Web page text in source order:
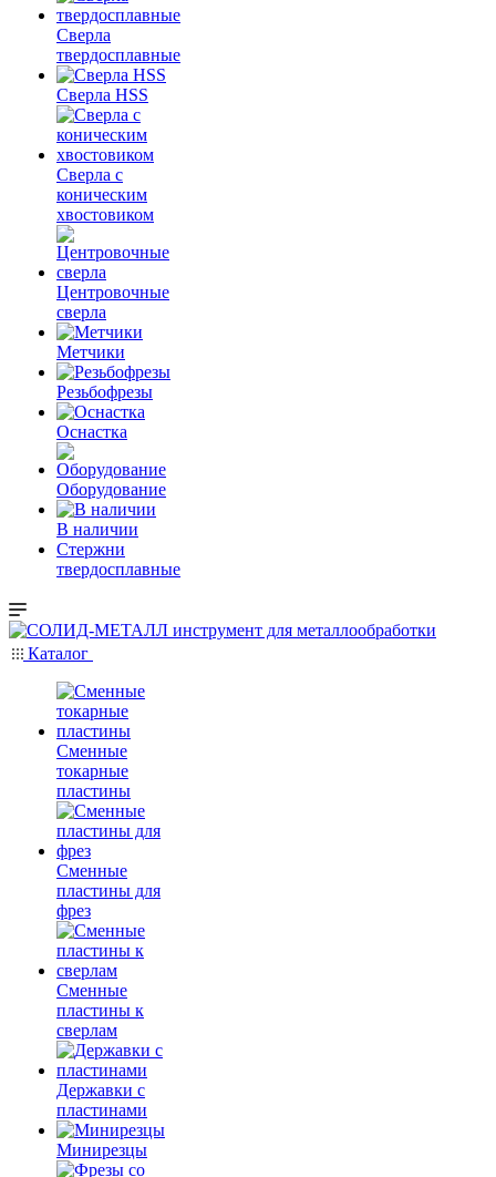
Сверла
твердосплавные
Сверла HSS
Сверла с
коническим
хвостовиком
Центровочные
сверла
Метчики
Резьбофрезы
Оснастка
Оборудование
В наличии
Стержни
твердосплавные
Каталог
Сменные
токарные
пластины
Сменные
пластины для
фрез
Сменные
пластины к
сверлам
Державки с
пластинами
Минирезцы